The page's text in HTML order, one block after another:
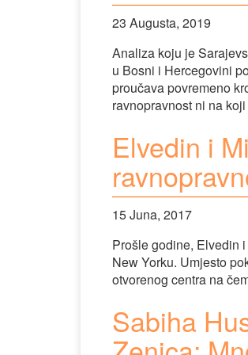
23 Augusta, 2019
Analiza koju je
u Bosni i Hercegovini
proučava povremeno
ravnopravnost ni na
Elvedin i
15 Juna, 2017
Prošle godine, Elvedin
New Yorku. Umjesto
otvorenog centra na
Sabiha